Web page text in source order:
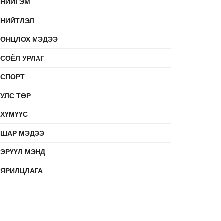
НИЙТЛЭЛ
ОНЦЛОХ МЭДЭЭ
СОЁЛ УРЛАГ
СПОРТ
УЛС ТӨР
ХҮМҮҮС
ШАР МЭДЭЭ
ЭРҮҮЛ МЭНД
ЯРИЛЦЛАГА